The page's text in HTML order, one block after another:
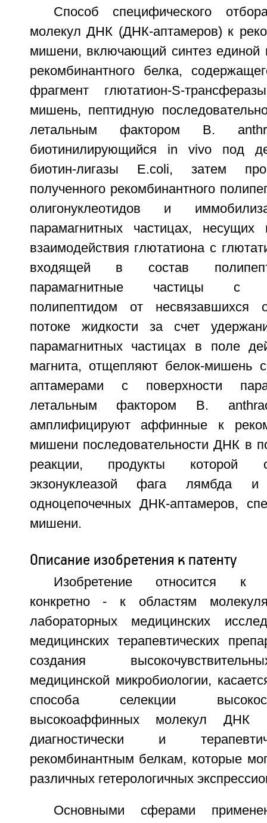
Способ специфического
молекул ДНК (ДНК-аптамеров) к
мишени, включающий синтез единой
рекомбинантного белка,
фрагмент глютатион-S-
мишень, пептидную
летальным фактором B.
биотинилирующийся in vivo под
биотин-лигазы E.coli, затем
полученного рекомбинантного
олигонуклеотидов и
парамагнитных частицах, несущих
взаимодействия глютатиона с
входящей в состав
парамагнитные частицы с
полипептидом от несвязавшихся
потоке жидкости за счет
парамагнитных частицах в поле
магнита, отщепляют белок-мишень
аптамерами с поверхности
летальным фактором B.
амплифицируют аффинные к
мишени последовательности ДНК в
реакции, продукты которой
экзонуклеазой фага лямбда
одноцепочечных ДНК-аптамеров,
мишени.
Описание изобретения к патенту
Изобретение относится к
конкретно - к областям
лабораторных медицинских
медицинских терапевтических
создания
медицинской микробиологии,
способа селекции
высокоаффинных молекул ДНК
диагностически и
рекомбинантным белкам, которые
различных гетерологичных
Основными сферами